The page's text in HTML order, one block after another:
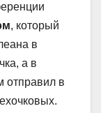
, который
в
а в
отправил в